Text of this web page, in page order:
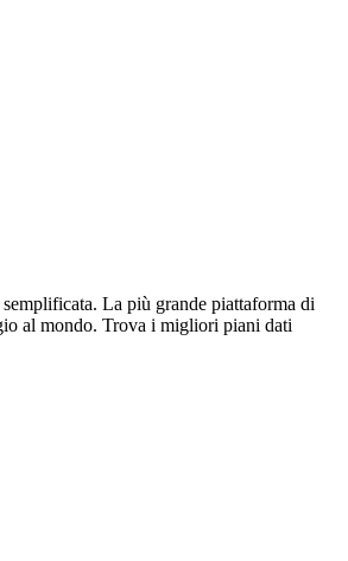
La più grande piattaforma di
al mondo. Trova i migliori piani dati